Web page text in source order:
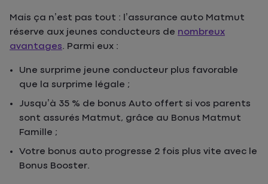
Mais ça n’est pas tout : l’assurance auto Matmut
réserve aux jeunes conducteurs de nombreux
avantages. Parmi eux :
Une surprime jeune conducteur plus favorable
que la surprime légale ;
Jusqu’à 35 % de bonus Auto offert si vos parents
sont assurés Matmut, grâce au Bonus Matmut
Famille ;
Votre bonus auto progresse 2 fois plus vite avec le
Bonus Booster.